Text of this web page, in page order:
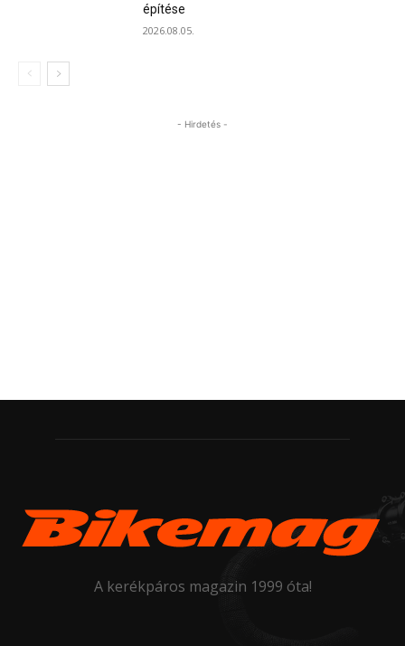
építése
2026.08.05.
- Hirdetés -
A kerékpáros magazin 1999 óta!